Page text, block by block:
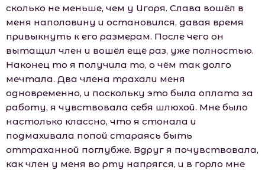
сколько не меньше, чем у Игоря. Слава вошёл в
меня наполовину и остановился, давая время
привыкнуть к его размерам. После чего он
вытащил член и вошёл ещё раз, уже полностью.
Наконец то я получила то, о чём так долго
мечтала. Два члена трахали меня
одновременно, и поскольку это была оплата за
работу, я чувствовала себя шлюхой. Мне было
настолько классно, что я стонала и
подмахивала попой стараясь быть
оттраханной поглубже. Вдруг я почувствовала,
как член у меня во рту напрягся, и в горло мне